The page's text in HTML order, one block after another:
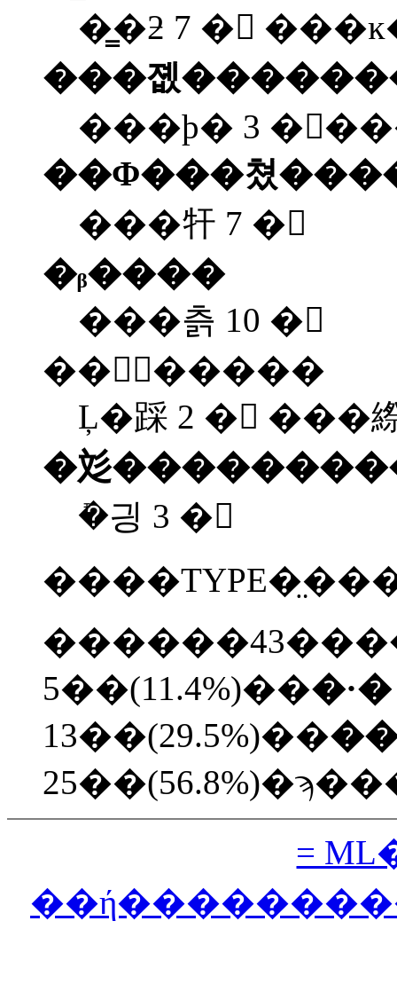
�̳�ƻ 7 �
���졦
���ϸ� 3
��Φ���쳤
���㸩 7 �
�ᵦ����
���츩 10 �
��񡦻͹�����
Ļ�踩 2 � ���
�彣
�ܺ긩 3 �
������43���
5��(11.4%)���·�
13��(29.5%)��
=